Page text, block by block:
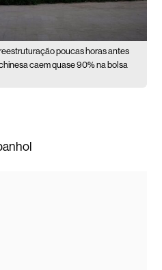
poucas horas antes
caem quase 90% na bolsa